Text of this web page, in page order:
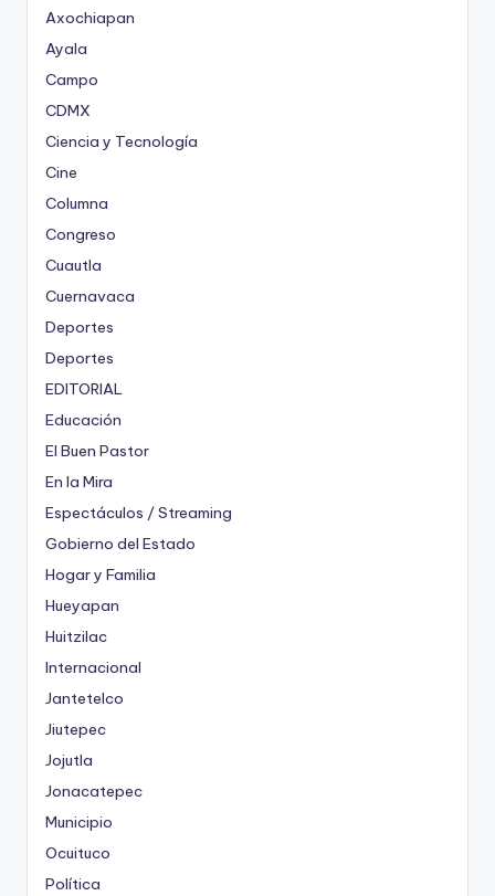
Axochiapan
Ayala
Campo
CDMX
Ciencia y Tecnología
Cine
Columna
Congreso
Cuautla
Cuernavaca
Deportes
Deportes
EDITORIAL
Educación
El Buen Pastor
En la Mira
Espectáculos / Streaming
Gobierno del Estado
Hogar y Familia
Hueyapan
Huitzilac
Internacional
Jantetelco
Jiutepec
Jojutla
Jonacatepec
Municipio
Ocuituco
Política